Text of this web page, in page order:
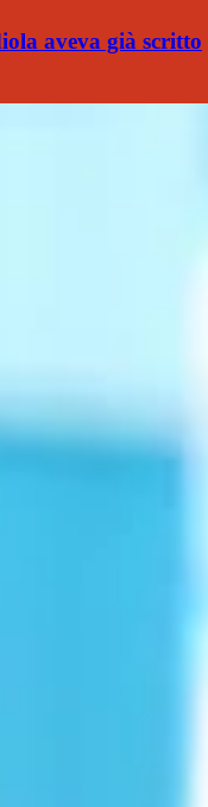
aveva già scritto